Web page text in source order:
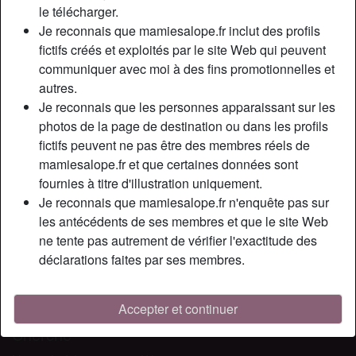
le télécharger.
Je reconnais que mamiesalope.fr inclut des profils
fictifs créés et exploités par le site Web qui peuvent
communiquer avec moi à des fins promotionnelles et
autres.
Je reconnais que les personnes apparaissant sur les
photos de la page de destination ou dans les profils
fictifs peuvent ne pas être des membres réels de
mamiesalope.fr et que certaines données sont
fournies à titre d'illustration uniquement.
Je reconnais que mamiesalope.fr n'enquête pas sur
les antécédents de ses membres et que le site Web
ne tente pas autrement de vérifier l'exactitude des
déclarations faites par ses membres.
Accepter et continuer
Relation:
Couleur des cheveux:
Foncé
Couleur des yeux:
Brun
Épilé(e):
Oui
Fumeur(euse):
Description
Si jamais un homme qui aime les femmes rondes lit mon
profil en ce moment, ça serait vraiment super… Je ne vais
pas faire croire que je suis mince et toute sexy, non, je sais
bien que j’ai des formes et des rondeurs mais comme
disait Amel Bent, ça sert à réchauffer le cœur, lol ! Je suis
ouverte pour une relation sérieuse si l’homme de ma vie se
simplement m’amuser de façon éphémère.
Cherche